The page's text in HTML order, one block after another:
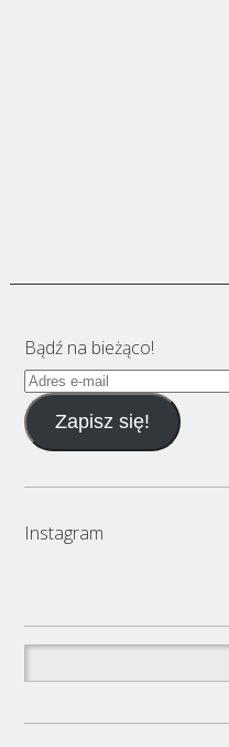
Bądź na bieżąco!
Adres
e-
mailZapisz się!
Instagram
Szukaj: